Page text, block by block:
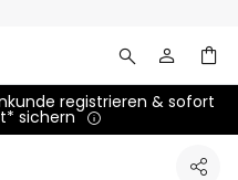
registrieren & sofort
sichern